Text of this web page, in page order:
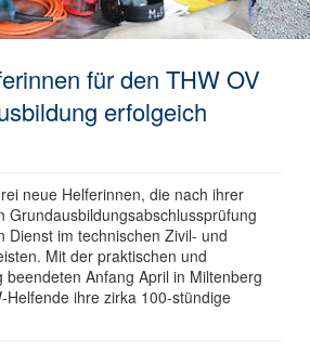
für den THW OV
erfolgeich
neue Helferinnen, die nach ihrer
Grundausbildungsabschlussprüfung
Dienst im technischen Zivil- und
Mit der praktischen und
Anfang April in Miltenberg
ihre zirka 100-stündige